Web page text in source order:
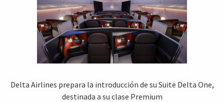
Delta Airlines prepara la introducción de su Suite Delta One,
destinada a su clase Premium